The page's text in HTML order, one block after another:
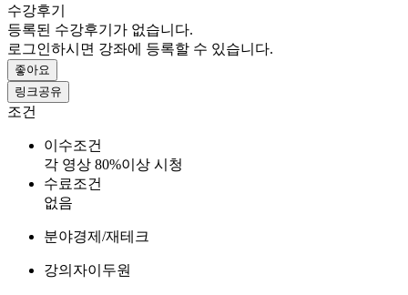
수강후기
등록된 수강후기가 없습니다.
로그인하시면 강좌에 등록할 수 있습니다.
좋아요
링크공유
조건
이수조건
각 영상 80%이상 시청
수료조건
없음
분야경제/재테크
강의자이두원